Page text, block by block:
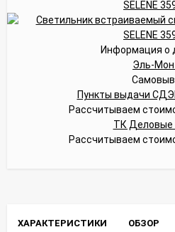
Информация о
Эль-
Пункты выдачи
Рассчитываем
ТК Деловые
Рассчитываем
ХАРАКТЕРИСТИКИ ОБЗОР